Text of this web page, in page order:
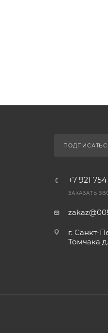
+7 921
ЗАКАЗАТЬ
г. Санкт-
Томчака